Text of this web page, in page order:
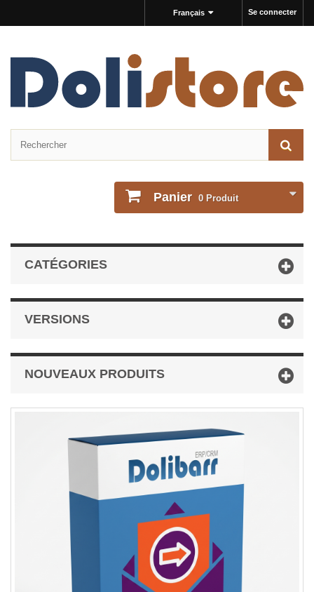
Se connecter
Français
Panier 0 Produit
CATÉGORIES
VERSIONS
NOUVEAUX PRODUITS